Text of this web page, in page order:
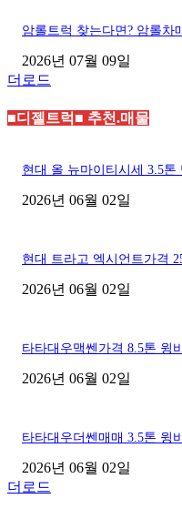
암롤트럭 찾는다면? 암롤차
2026년 07월 09일
더로드
■디젤트럭■ 추천.매물
현대 올 뉴마이티시세 3.5
2026년 06월 02일
현대 트라고 엑시언트가격
2026년 06월 02일
타타대우맥쎈가격 8.5톤 윙
2026년 06월 02일
타타대우더쎈매매 3.5톤 윙
2026년 06월 02일
더로드